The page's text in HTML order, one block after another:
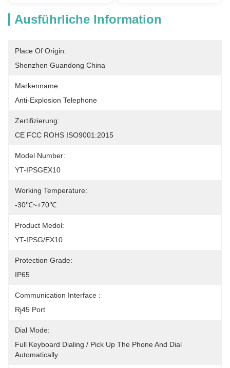
Ausführliche Information
Place Of Origin:
Shenzhen Guandong China
Markenname:
Anti-Explosion Telephone
Zertifizierung:
CE FCC ROHS ISO9001:2015
Model Number:
YT-IPSGEX10
Working Temperature:
-30℃~+70℃
Product Medol:
YT-IPSG/EX10
Protection Grade:
IP65
Communication Interface :
Rj45 Port
Dial Mode:
Full Keyboard Dialing / Pick Up The Phone And Dial
Automatically